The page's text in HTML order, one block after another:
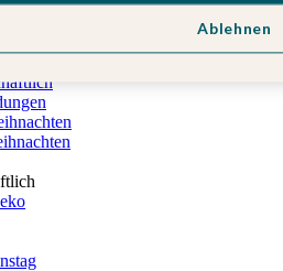
gestalten
Ablehnen